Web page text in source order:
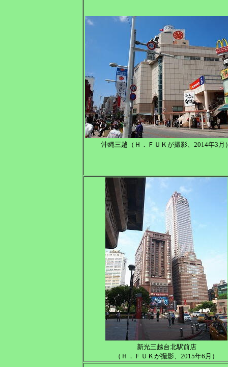
沖縄三越（Ｈ．ＦＵＫが撮影、2014年3月
新光三越台北駅前店
（Ｈ．ＦＵＫが撮影、2015年6月）